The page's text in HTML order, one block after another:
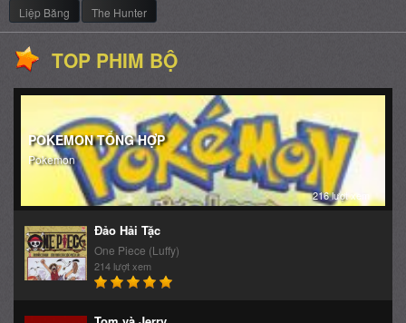
Liệp Băng The Hunter
TOP PHIM BỘ
POKEMON TỔNG HỢP
Pokemon
216 lượt xem
Đảo Hải Tặc
One Piece (Luffy)
214 lượt xem